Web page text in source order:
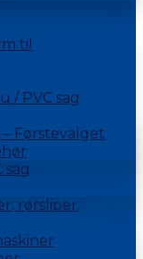
til
/ PVC sag
– Førstevalget
sag
rørsliper,